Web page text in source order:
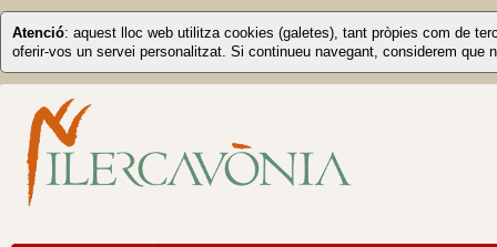
Atenció: aquest lloc web utilitza cookies (galetes), tant pròpies com de
oferir-vos un servei personalitzat. Si continueu navegant, considerem que